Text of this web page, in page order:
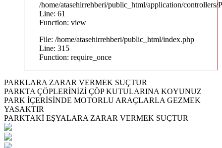
/home/atasehirrehberi/public_html/application/controllers/
Line: 61
Function: view
File: /home/atasehirrehberi/public_html/index.php
Line: 315
Function: require_once
PARKLARA ZARAR VERMEK SUÇTUR
PARKTA ÇÖPLERİNİZİ ÇÖP KUTULARINA KOYUNUZ
PARK İÇERİSİNDE MOTORLU ARAÇLARLA GEZMEK
YASAKTIR
PARKTAKİ EŞYALARA ZARAR VERMEK SUÇTUR